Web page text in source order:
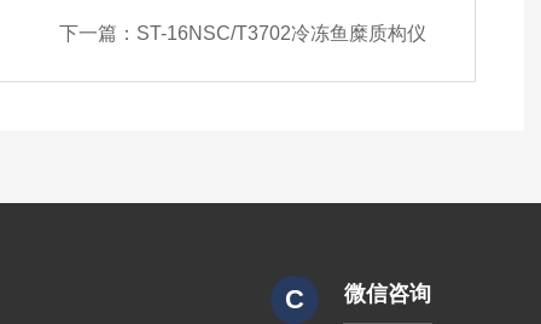
下一篇： ST-16NSC/T3702冷冻鱼糜质构仪
C 微信咨询